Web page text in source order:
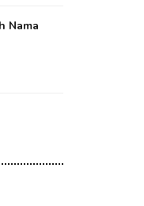
Nama